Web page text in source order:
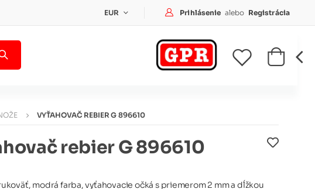
EUR Prihlásenie
Prihlásenie alebo Registrácia
VYŤAHOVAČ REBIER G 896610
rebier G 896610
modrá farba, vyťahovacie očká s priemerom 2 mm a dĺžkou